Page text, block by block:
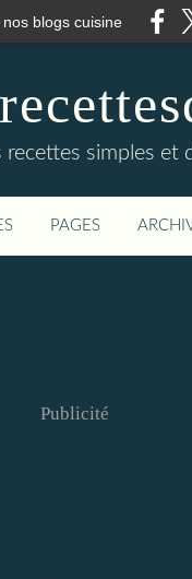
nos blogs cuisine
simples et
PAGES
Publicité